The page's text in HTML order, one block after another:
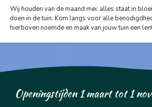
Wij houden van de maand mei: alles staat in
doen in de tuin. Kom langs voor alle
hierboven noemde en maak van jouw tuin een
Openingstijden 1 maart tot 1